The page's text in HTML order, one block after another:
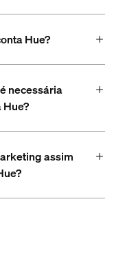
Hue?
necessária
assim